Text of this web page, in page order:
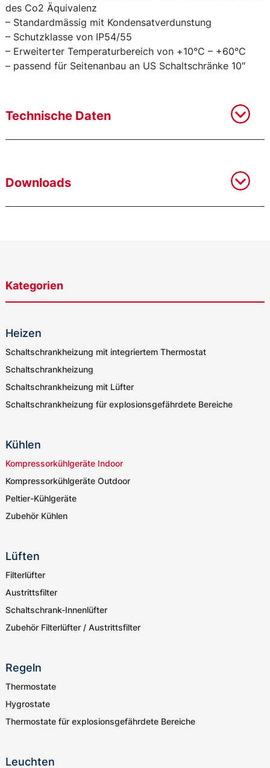
des Co2 Äquivalenz
– Standardmässig mit Kondensatverdunstung
– Schutzklasse von IP54/55
– Erweiterter Temperaturbereich von +10°C – +60°C
– passend für Seitenanbau an US Schaltschränke 10″
Technische Daten
Downloads
Kategorien
Heizen
Schaltschrankheizung mit integriertem Thermostat
Schaltschrankheizung
Schaltschrankheizung mit Lüfter
Schaltschrankheizung für explosionsgefährdete Bereiche
Kühlen
Kompressorkühlgeräte Indoor
Kompressorkühlgeräte Outdoor
Peltier-Kühlgeräte
Zubehör Kühlen
Lüften
Filterlüfter
Austrittsfilter
Schaltschrank-Innenlüfter
Zubehör Filterlüfter / Austrittsfilter
Regeln
Thermostate
Hygrostate
Thermostate für explosionsgefährdete Bereiche
Leuchten